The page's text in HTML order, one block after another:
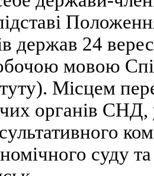
держав 24
мовою
Місцем
органів СНД,
суду